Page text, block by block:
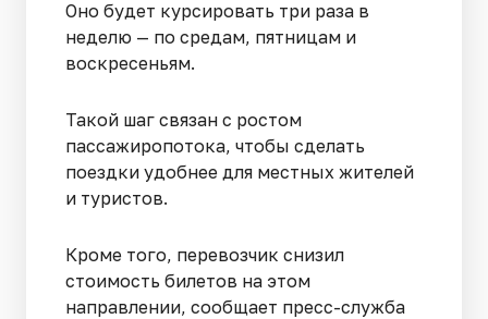
Оно будет курсировать три раза в
неделю — по средам, пятницам и
воскресеньям.
Такой шаг связан с ростом
пассажиропотока, чтобы сделать
поездки удобнее для местных жителей
и туристов.
Кроме того, перевозчик снизил
стоимость билетов на этом
направлении, сообщает пресс-служба